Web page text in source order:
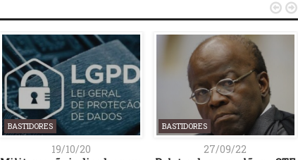
BASTIDORES
19/10/20
BASTIDORES
27/09/22
 